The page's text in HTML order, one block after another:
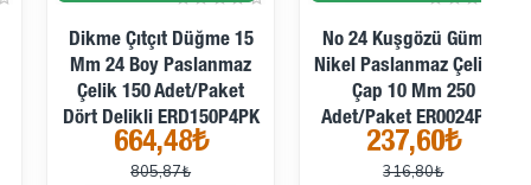
No 24 Kuşgözü Gümüş
Nikel Paslanmaz Çelik İç
Çap 10 Mm 250
Adet/Paket ER0024PPK
237,60₺
316,80₺
5 Nolu Kuşgözü Gümüş -
Nikel Paslanmaz 8,5 Mm
500 Ad/Paket
ER0005PPK
338,45₺
450,91₺